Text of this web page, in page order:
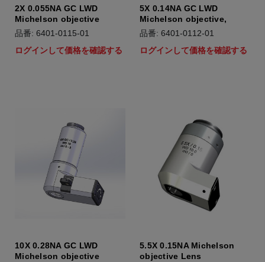
2X 0.055NA GC LWD
Michelson objective
品番: 6401-0115-01
ログインして価格を確認する
5X 0.14NA GC LWD
Michelson objective,
品番: 6401-0112-01
ログインして価格を確認する
10X 0.28NA GC LWD
Michelson objective
5.5X 0.15NA Michelson
objective Lens